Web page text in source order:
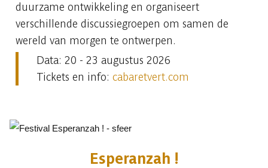
duurzame ontwikkeling en organiseert
verschillende discussiegroepen om samen de
wereld van morgen te ontwerpen.
Data: 20 - 23 augustus 2026
Tickets en info: cabaretvert.com
Esperanzah !